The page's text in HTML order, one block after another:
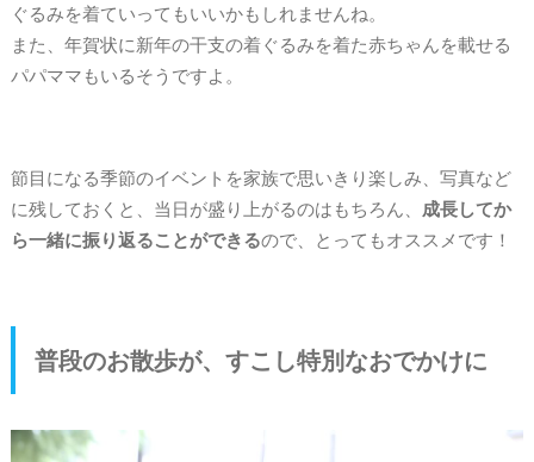
ぐるみを着ていってもいいかもしれませんね。
また、年賀状に新年の干支の着ぐるみを着た赤ちゃんを載せる
パパママもいるそうですよ。
節目になる季節のイベントを家族で思いきり楽しみ、写真など
に残しておくと、当日が盛り上がるのはもちろん、 成長してか
ら一緒に振り返ることができるので、とってもオススメです！
普段のお散歩が、すこし特別なおでかけに